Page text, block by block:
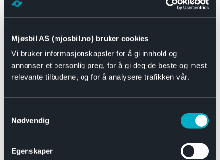
Mjøsbil AS (mjosbil.no) bruker cookies
Vi bruker informasjonskapsler for å gi innhold og
annonser et personlig preg, for å gi deg de beste og mest
relevante tilbudene, og for å analysere trafikken vår.
Nødvendig
Egenskaper
Motor og drivverk
Se alle Universal
Bremsedeler
Se alle Bremsedeler
Bremsenippler
Drivline og motor
Se alle Drivline og motor
Eksosanlegg